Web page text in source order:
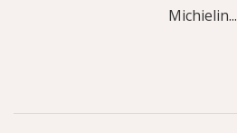
Michielin...